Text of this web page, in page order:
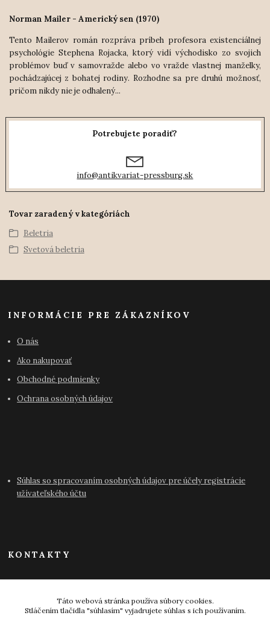
Norman Mailer - Americký sen (1970)
Tento Mailerov román rozpráva príbeh profesora existenciálnej
psychológie Stephena Rojacka, ktorý vidí východisko zo svojich
problémov buď v samovražde alebo vo vražde vlastnej manželky,
pochádzajúcej z bohatej rodiny. Rozhodne sa pre druhú možnosť,
pričom nikdy nie je odhalený...
Potrebujete poradiť?
info@antikvariat-pressburg.sk
Tovar zaradený v kategóriách
Beletria
Svetová beletria
INFORMÁCIE PRE ZÁKAZNÍKOV
O nás
Ako nakupovať
Obchodné podmienky
Ochrana osobných údajov
Súhlas so spracovaním osobných údajov pre účely registrácie
užívateľského účtu
KONTAKTY
Táto webová stránka používa súbory cookies.
Stláčením tlačidla "súhlasím" vyjadrujete súhlas s ich používaním.